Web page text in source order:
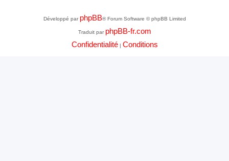
Développé par phpBB® Forum Software © phpBB Limited
Traduit par phpBB-fr.com
Confidentialité| Conditions